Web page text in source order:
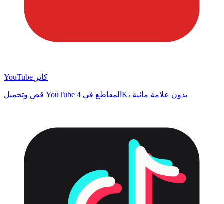
YouTube كاتر
قص وتحميل YouTube المقاطع في 4K، بدون علامة مائية